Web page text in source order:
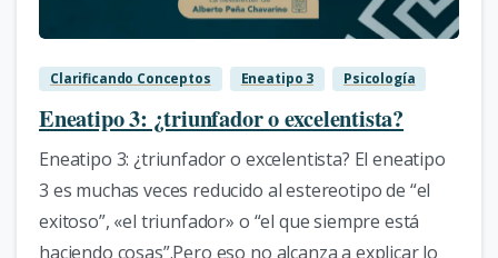
Clarificando Conceptos Eneatipo 3 Psicología
Eneatipo 3: ¿triunfador o excelentista?
Eneatipo 3: ¿triunfador o excelentista? El eneatipo
3 es muchas veces reducido al estereotipo de “el
exitoso”, «el triunfador» o “el que siempre está
haciendo cosas”.Pero eso no alcanza a explicar lo